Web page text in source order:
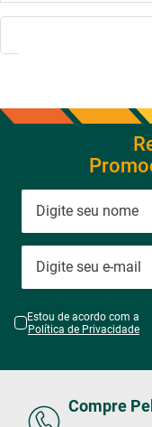
Estou de acordo com a
Política de Privacidade
Compre